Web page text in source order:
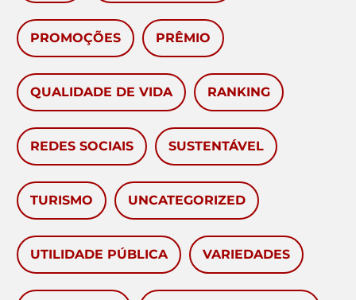
PROMOÇÕES PRÊMIO
QUALIDADE DE VIDA RANKING
REDES SOCIAIS SUSTENTÁVEL
TURISMO UNCATEGORIZED
UTILIDADE PÚBLICA VARIEDADES